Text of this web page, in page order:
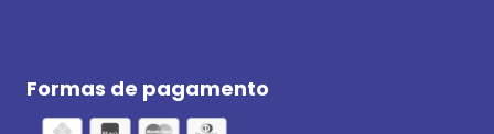
Formas de pagamento